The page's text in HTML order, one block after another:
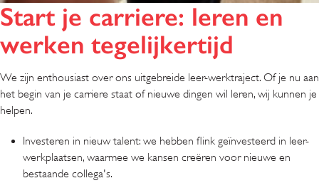
Start je carriere: leren en
werken tegelijkertijd
We zijn enthousiast over ons uitgebreide leer-werktraject. Of je nu aan
het begin van je carriere staat of nieuwe dingen wil leren, wij kunnen je
helpen.
Investeren in nieuw talent: we hebben flink geïnvesteerd in leer-
werkplaatsen, waarmee we kansen creëren voor nieuwe en
bestaande collega's.